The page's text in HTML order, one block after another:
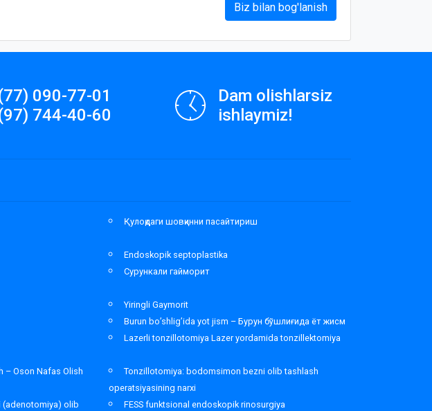
Biz bilan bog'lanish
090-77-01
744-40-60
Dam olishlarsiz
ishlaymiz!
Қулоқдаги шовқинни пасайтириш
Endoskopik septoplastika
Сурункали гайморит
Yiringli Gaymorit
Burun bo’shlig’ida yot jism – Бурун бўшлиғида ёт жисм
Lazerli tonzillotomiya Lazer yordamida tonzillektomiya
– Oson Nafas Olish
Tonzillotomiya: bodomsimon bezni olib tashlash
operatsiyasining narxi
(adenotomiya) olib
FESS funktsional endoskopik rinosurgiya